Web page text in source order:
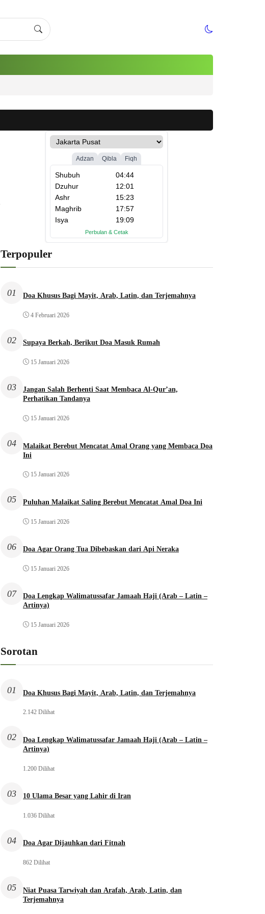
Terpopuler
01 Doa Khusus Bagi Mayit, Arab, Latin, dan Terjemahnya
4 Februari 2026
02 Supaya Berkah, Berikut Doa Masuk Rumah
15 Januari 2026
03
Jangan Salah Berhenti Saat Membaca Al-Qur’an,
Perhatikan Tandanya
15 Januari 2026
04
Malaikat Berebut Mencatat Amal Orang yang Membaca Doa
Ini
15 Januari 2026
05 Puluhan Malaikat Saling Berebut Mencatat Amal Doa Ini
15 Januari 2026
06 Doa Agar Orang Tua Dibebaskan dari Api Neraka
15 Januari 2026
07
Doa Lengkap Walimatussafar Jamaah Haji (Arab – Latin –
Artinya)
15 Januari 2026
Sorotan
01 Doa Khusus Bagi Mayit, Arab, Latin, dan Terjemahnya
2.142 Dilihat
02
Doa Lengkap Walimatussafar Jamaah Haji (Arab – Latin –
Artinya)
1.200 Dilihat
03 10 Ulama Besar yang Lahir di Iran
1.036 Dilihat
04 Doa Agar Dijauhkan dari Fitnah
862 Dilihat
05
Niat Puasa Tarwiyah dan Arafah, Arab, Latin, dan
Terjemahnya